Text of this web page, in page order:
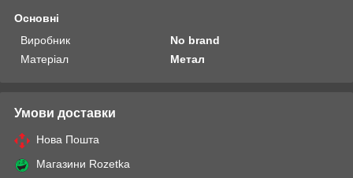
Основні
Виробник
No brand
Матеріал
Метал
Умови доставки
Нова Пошта
Магазини Rozetka